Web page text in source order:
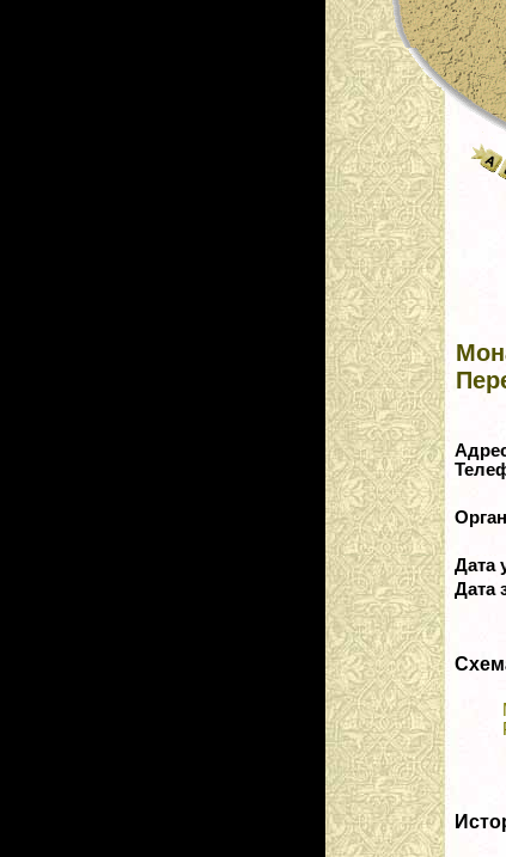
Дата
Дата